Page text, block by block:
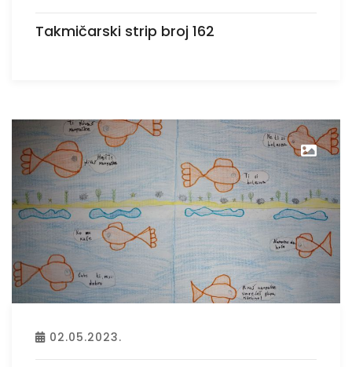
Takmičarski strip broj 162
02.05.2023.